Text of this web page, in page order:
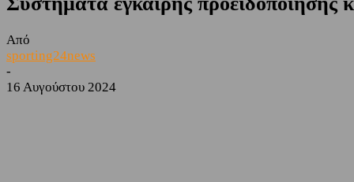
Από
sporting24news
-
16 Αυγούστου 2024